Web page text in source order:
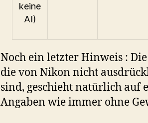
keine
AI)
Noch ein letzter Hinweis :
die von Nikon nicht
sind, geschieht natürlich auf
Angaben wie immer ohne